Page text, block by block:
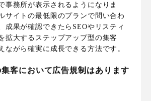
事務所が表示されるようになりま
サイトの最低限のプランで問い合わ
成果が確認できたらSEOやリスティ
拡大するステップアップ型の集客
ながら確実に成長できる方法です。
客において広告規制はあります